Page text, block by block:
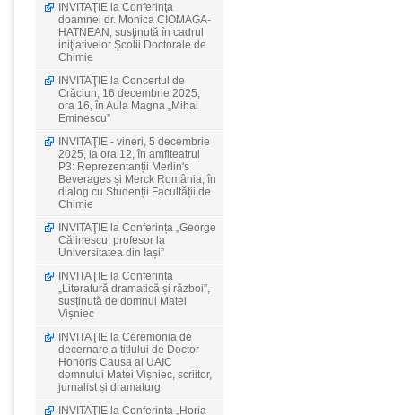
INVITAŢIE la Conferinţa
doamnei dr. Monica CIOMAGA-
HATNEAN, susţinută în cadrul
iniţiativelor Şcolii Doctorale de
Chimie
INVITAŢIE la Concertul de
Crăciun, 16 decembrie 2025,
ora 16, în Aula Magna „Mihai
Eminescu”
INVITAŢIE - vineri, 5 decembrie
2025, la ora 12, în amfiteatrul
P3: Reprezentanții Merlin's
Beverages și Merck România, în
dialog cu Studenții Facultății de
Chimie
INVITAŢIE la Conferința „George
Călinescu, profesor la
Universitatea din Iași”
INVITAŢIE la Conferința
„Literatură dramatică și război”,
susținută de domnul Matei
Vișniec
INVITAŢIE la Ceremonia de
decernare a titlului de Doctor
Honoris Causa al UAIC
domnului Matei Vișniec, scriitor,
jurnalist și dramaturg
INVITAŢIE la Conferința „Horia